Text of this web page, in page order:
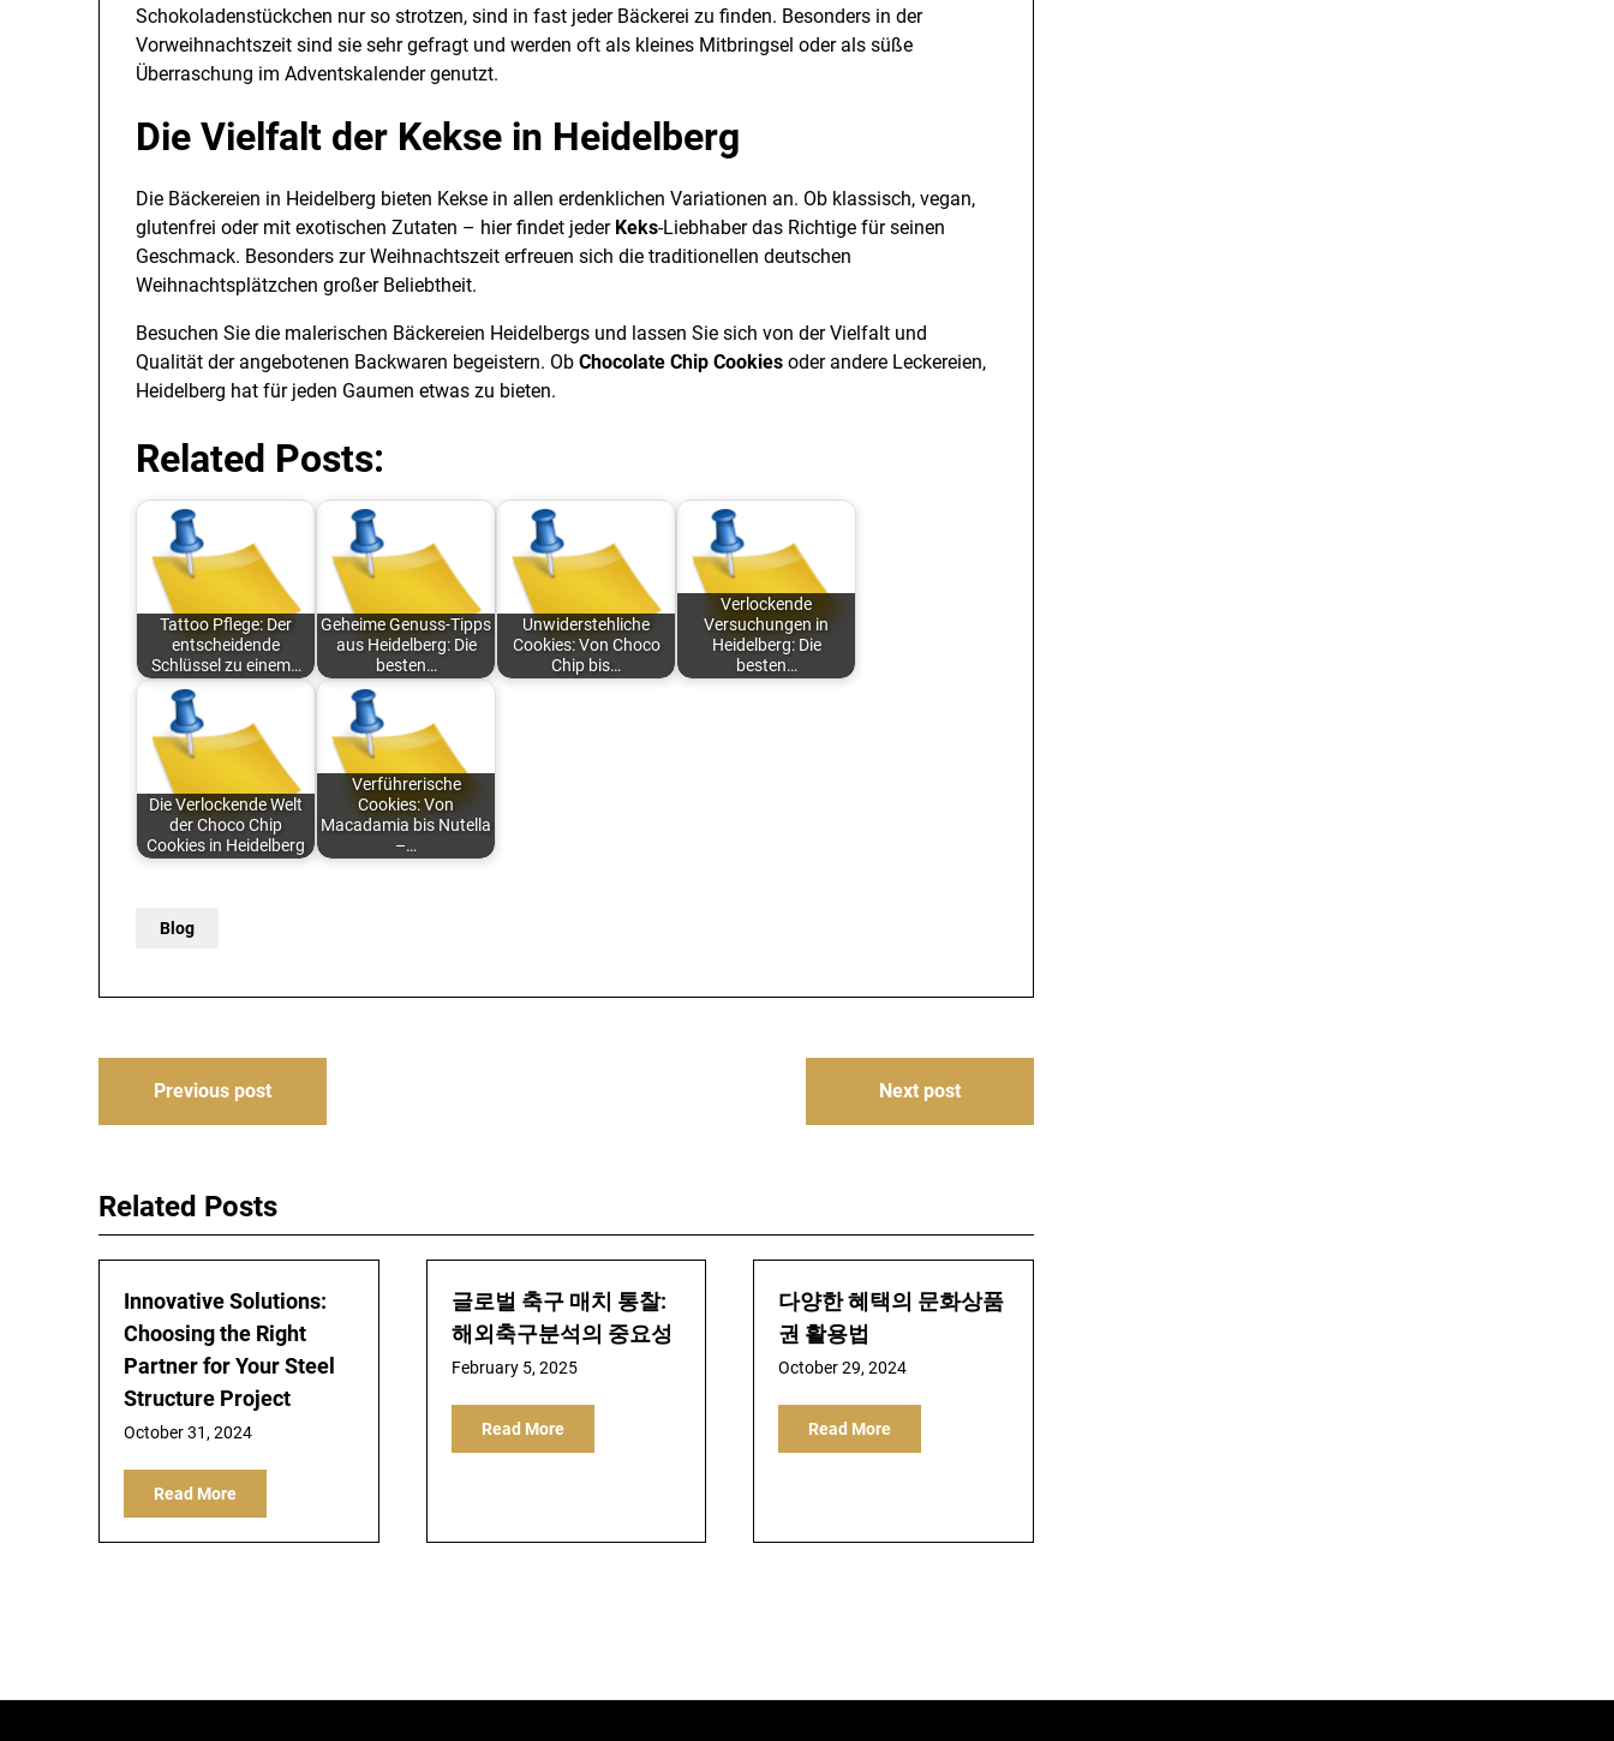
Schokoladenstückchen nur so strotzen, sind in fast jeder Bäckerei zu finden. Besonders in der
Vorweihnachtszeit sind sie sehr gefragt und werden oft als kleines Mitbringsel oder als süße
Überraschung im Adventskalender genutzt.
Die Vielfalt der Kekse in Heidelberg
Die Bäckereien in Heidelberg bieten Kekse in allen erdenklichen Variationen an. Ob klassisch, vegan,
glutenfrei oder mit exotischen Zutaten – hier findet jeder Keks-Liebhaber das Richtige für seinen
Geschmack. Besonders zur Weihnachtszeit erfreuen sich die traditionellen deutschen
Weihnachtsplätzchen großer Beliebtheit.
Besuchen Sie die malerischen Bäckereien Heidelbergs und lassen Sie sich von der Vielfalt und
Qualität der angebotenen Backwaren begeistern. Ob Chocolate Chip Cookies oder andere Leckereien,
Heidelberg hat für jeden Gaumen etwas zu bieten.
Related Posts:
Tattoo Pflege: Der
entscheidende
Schlüssel zu einem…
Geheime Genuss-Tipps
aus Heidelberg: Die
besten…
Unwiderstehliche
Cookies: Von Choco
Chip bis…
Verlockende
Versuchungen in
Heidelberg: Die
besten…
Die Verlockende Welt
der Choco Chip
Cookies in Heidelberg
Verführerische
Cookies: Von
Macadamia bis Nutella
–…
Blog
PostPrevious post Next post
Related Posts
Innovative Solutions:
Choosing the Right
Partner for Your Steel
Structure Project
October 31, 2024
Read More
글로벌 축구 매치 통찰:
해외축구분석의 중요성
February 5, 2025
Read More
다양한 혜택의 문화상품
권 활용법
October 29, 2024
Read More